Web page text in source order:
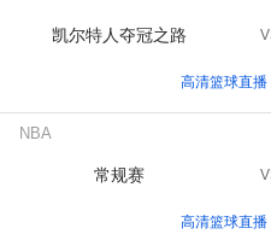
凯尔特人夺冠之路
高清篮球直播
NBA
常规赛
高清篮球直播